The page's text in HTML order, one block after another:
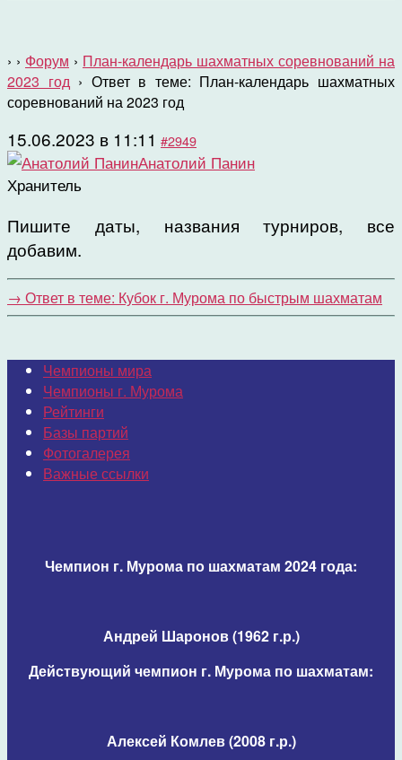
› › Форум › План-календарь шахматных соревнований на
2023 год › Ответ в теме: План-календарь шахматных
соревнований на 2023 год
15.06.2023 в 11:11 #2949
Анатолий Панин
Хранитель
Пишите даты, названия турниров, все
добавим.
→ Ответ в теме: Кубок г. Мурома по быстрым шахматам
Чемпионы мира
Чемпионы г. Мурома
Рейтинги
Базы партий
Фотогалерея
Важные ссылки
Чемпион г. Мурома по шахматам 2024 года:
Андрей Шаронов (1962 г.р.)
Действующий чемпион г. Мурома по шахматам:
Алексей Комлев (2008 г.р.)